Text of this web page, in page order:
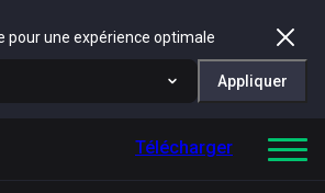
pour une expérience optimale
Appliquer
Télécharger